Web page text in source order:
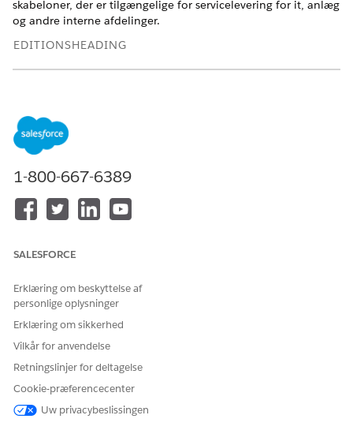
skabeloner, der er tilgængelige for servicelevering for it, anlæg
og andre interne afdelinger.
EDITIONSHEADING
med Agentforce IT Service.
IT-forbindelsesbibliotek
Gennemse de forbindelser, der er tilgængelige for IT-
handlinger de understøtter.
Udforsk de tilgængelige serviceskabeloner for at opbygge
leverer skabeloner med prækonfigurerede attributter og
registreringsforløb for almindelige områder, f.eks.
inkluderer også automatiserede fuldførelsesforløb, som
du kan tilpasse, så de opfylder dit firmas specifikke krav.
Anmodningsstyring i et it-servicevirksomhed
Jane, en softwareingeniør, er en medarbejder hos
Cumulus Bank, der bruger medarbejderportalen og Slack
1-800-667-6389
SALESFORCE
Erklæring om beskyttelse af
personlige oplysninger
Erklæring om sikkerhed
Vilkår for anvendelse
Retningslinjer for deltagelse
Cookie-præferencecenter
Uw privacybeslissingen